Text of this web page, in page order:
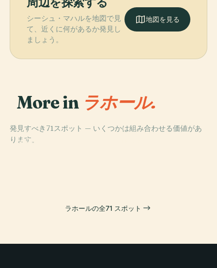
シーシュ・マハルを地図で見
て、近くに何があるか発見し
ましょう。
地図を見る
More in ラホール.
発見すべき71スポット — いくつかは組み合わせる価値があ
ります。
PLACE
バードシャーヒ
PLACE
PLACE
ラホールの全71 スポット